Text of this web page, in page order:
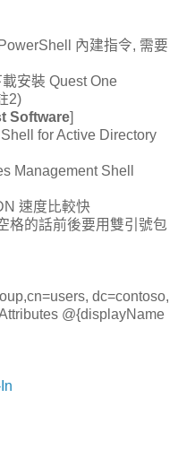
內建指令, 需要
安裝 Quest One
2)
Software]
for Active Directory
Management Shell
速度比較快
格的話前後要用雙引號包
dc=contoso,
@{displayName